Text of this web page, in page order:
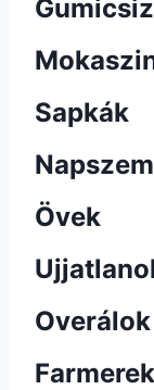
Sapkák
Övek
Overálok